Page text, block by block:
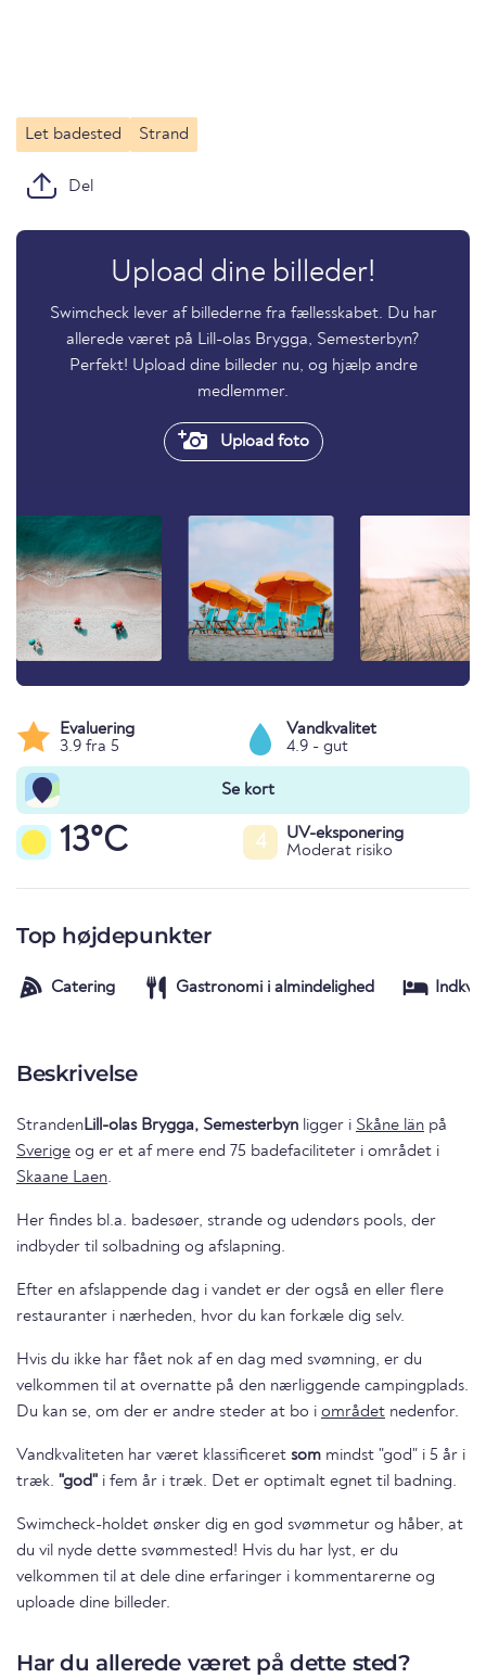
Let badested Strand
Del
Upload dine billeder!
Swimcheck lever af billederne fra fællesskabet. Du har
allerede været på Lill-olas Brygga, Semesterbyn?
Perfekt! Upload dine billeder nu, og hjælp andre
medlemmer.
Upload foto
Evaluering
3.9 fra 5
Vandkvalitet
4.9 - gut
Se kort
13°C 4
UV-eksponering
Moderat risiko
Top højdepunkter
Catering Gastronomi i almindelighed
Beskrivelse
StrandenLill-olas Brygga, Semesterbyn ligger i Skåne län på
Sverige og er et af mere end 75 badefaciliteter i området i
Skaane Laen.
Her findes bl.a. badesøer, strande og udendørs pools, der
indbyder til solbadning og afslapning.
Efter en afslappende dag i vandet er der også en eller flere
restauranter i nærheden, hvor du kan forkæle dig selv.
Hvis du ikke har fået nok af en dag med svømning, er du
velkommen til at overnatte på den nærliggende campingplads.
Du kan se, om der er andre steder at bo i området nedenfor.
Vandkvaliteten har været klassificeret som mindst "god" i 5 år i
træk. "god" i fem år i træk. Det er optimalt egnet til badning.
Swimcheck-holdet ønsker dig en god svømmetur og håber, at
du vil nyde dette svømmested! Hvis du har lyst, er du
velkommen til at dele dine erfaringer i kommentarerne og
uploade dine billeder.
Har du allerede været på dette sted?